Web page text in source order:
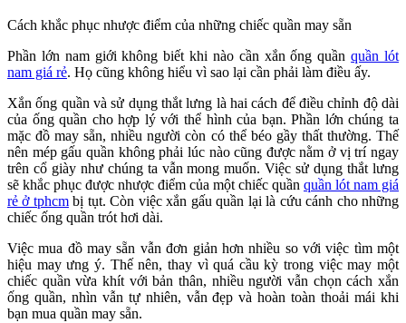
Cách khắc phục nhược điểm của những chiếc quần may sẵn
Phần lớn nam giới không biết khi nào cần xắn ống quầnquần lót
nam giá rẻ. Họ cũng không hiểu vì sao lại cần phải làm điều ấy.
Xắn ống quần và sử dụng thắt lưng là hai cách để điều chỉnh độ dài
của ống quần cho hợp lý với thể hình của bạn. Phần lớn chúng ta
mặc đồ may sẵn, nhiều người còn có thể béo gầy thất thường. Thế
nên mép gấu quần không phải lúc nào cũng được nằm ở vị trí ngay
trên cổ giày như chúng ta vẫn mong muốn. Việc sử dụng thắt lưng
sẽ khắc phục được nhược điểm của một chiếc quần quần lót nam giá
rẻ ở tphcmbị tụt. Còn việc xắn gấu quần lại là cứu cánh cho những
chiếc ống quần trót hơi dài.
Việc mua đồ may sẵn vẫn đơn giản hơn nhiều so với việc tìm một
hiệu may ưng ý. Thế nên, thay vì quá cầu kỳ trong việc may một
chiếc quần vừa khít với bản thân, nhiều người vẫn chọn cách xắn
ống quần, nhìn vẫn tự nhiên, vẫn đẹp và hoàn toàn thoải mái khi
bạn mua quần may sẵn.